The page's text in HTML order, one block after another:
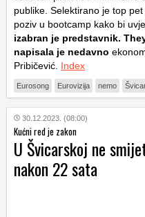
publike. Selektirano je top
poziv u bootcamp kako bi
izabran je predstavnik.
napisala je nedavno
Pribičević. Index
Eurosong Eurovizija nemo
30.12.2023. (08:00)
Kućni red je zakon
U Švicarskoj ne
nakon 22 sata